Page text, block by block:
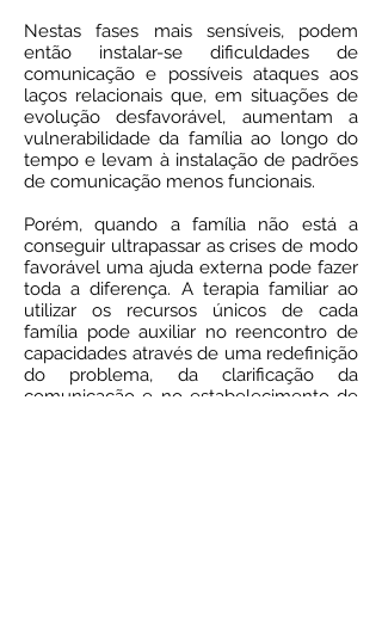
Nestas fases mais sensíveis, podem
então instalar-se dificuldades de
comunicação e possíveis ataques aos
laços relacionais que, em situações de
evolução desfavorável, aumentam a
vulnerabilidade da família ao longo do
tempo e levam à instalação de padrões
de comunicação menos funcionais.
Porém, quando a família não está a
conseguir ultrapassar as crises de modo
favorável uma ajuda externa pode fazer
toda a diferença. A terapia familiar ao
utilizar os recursos únicos de cada
família pode auxiliar no reencontro de
capacidades através de uma redefinição
do problema, da clarificação da
comunicação e no estabelecimento de